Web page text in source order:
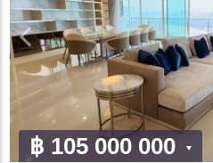
฿ 105 000 000